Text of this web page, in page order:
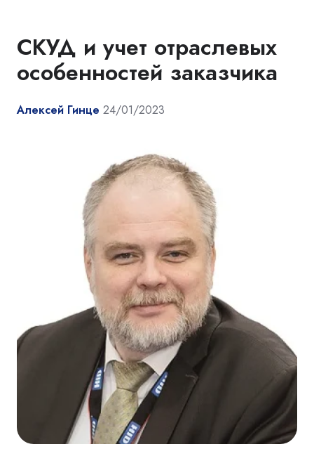
СКУД и учет отраслевых
особенностей заказчика
Алексей Гинце 24/01/2023